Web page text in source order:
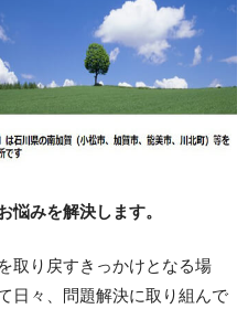
悩みを解決します。
取り戻すきっかけとなる場
日々、問題解決に取り組んで